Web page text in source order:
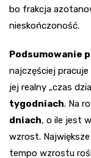
bo frakcja
nieskończoność.
Podsumowanie
najczęściej
jej realny „czas
tygodniach. Na
dniach, o ile jest
wzrost.
tempo wzrostu